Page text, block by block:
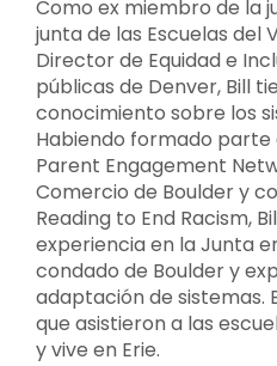
Como ex miembro de la
junta de las Escuelas del
Director de Equidad e
públicas de Denver, Bill
conocimiento sobre los
Habiendo formado
Parent Engagement
Comercio de Boulder y
Reading to End Racism,
experiencia en la Junta
condado de Boulder y
adaptación de sistemas.
que asistieron a las
y vive en Erie.